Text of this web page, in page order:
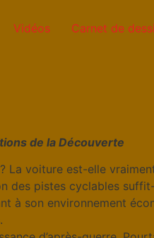
Vidéos Carnet de
de la Découverte
La voiture est-elle
des pistes cyclables
à son environnement